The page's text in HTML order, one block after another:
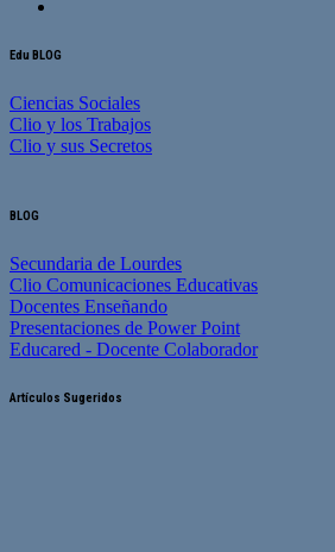
Edu BLOG
Ciencias Sociales
Clio y los Trabajos
Clio y sus Secretos
BLOG
Secundaria de Lourdes
Clio Comunicaciones Educativas
Docentes Enseñando
Presentaciones de Power Point
Educared - Docente Colaborador
Artículos Sugeridos